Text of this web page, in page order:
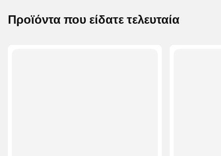
Προϊόντα που είδατε τελευταία